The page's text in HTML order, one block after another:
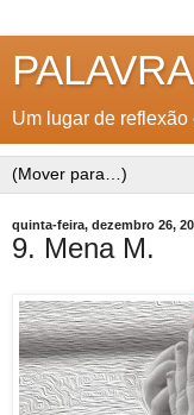
Um lugar de
quinta-feira, dezembro 26,
9. Mena M.